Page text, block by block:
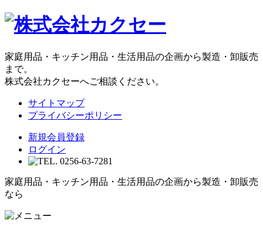
家庭用品・キッチン用品・生活用品の企画から製造・卸販売
まで。
株式会社カクセーへご相談ください。
サイトマップ
プライバシーポリシー
新規会員登録
ログイン
家庭用品・キッチン用品・生活用品の企画から製造・卸販売
なら